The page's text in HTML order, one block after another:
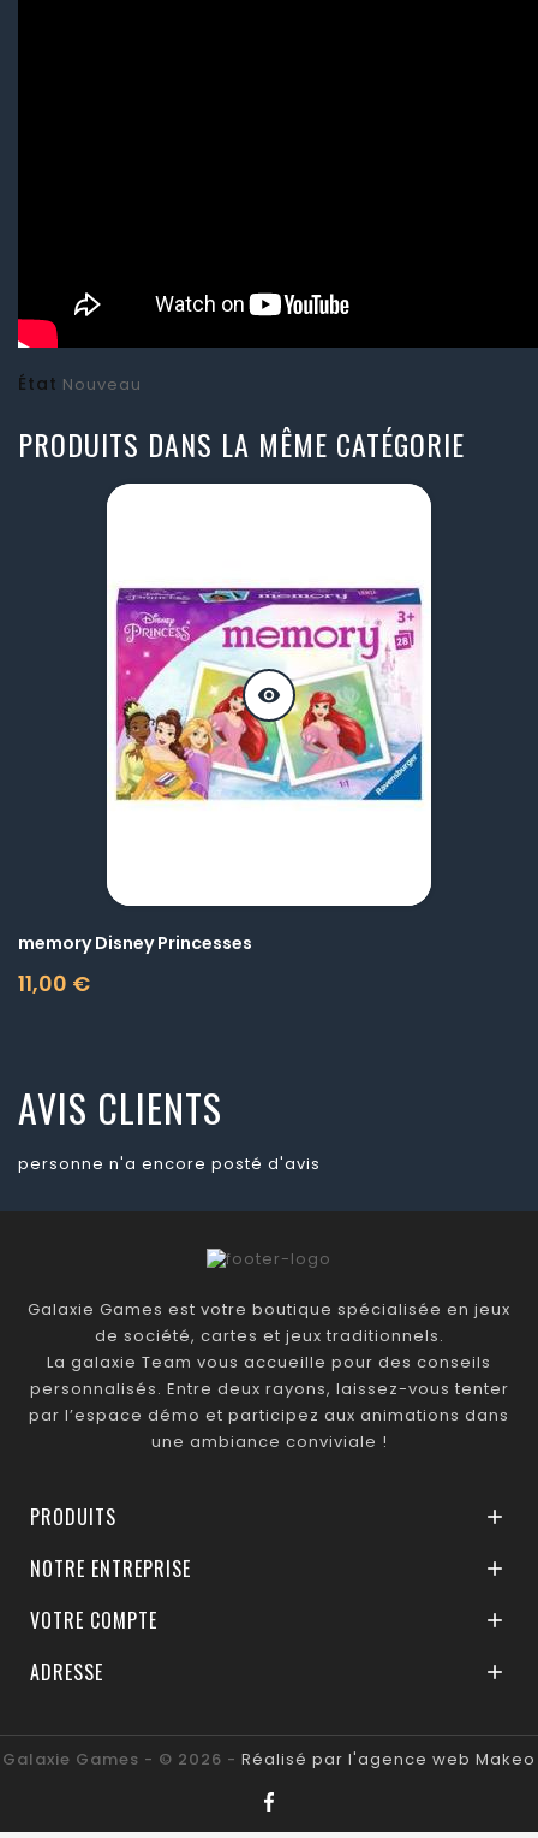
État Nouveau
PRODUITS DANS LA MÊME CATÉGORIE
visibility
memory Disney Princesses
11,00 €
Prix
AVIS CLIENTS
personne n'a encore posté d'avis
Galaxie Games est votre boutique spécialisée en jeux
de société, cartes et jeux traditionnels.
La galaxie Team vous accueille pour des conseils
personnalisés. Entre deux rayons, laissez-vous tenter
par l’espace démo et participez aux animations dans
une ambiance conviviale !
PRODUITS 
NOTRE ENTREPRISE 
VOTRE COMPTE 
ADRESSE 
Galaxie Games - © 2026 - Réalisé par l'agence web Makeo